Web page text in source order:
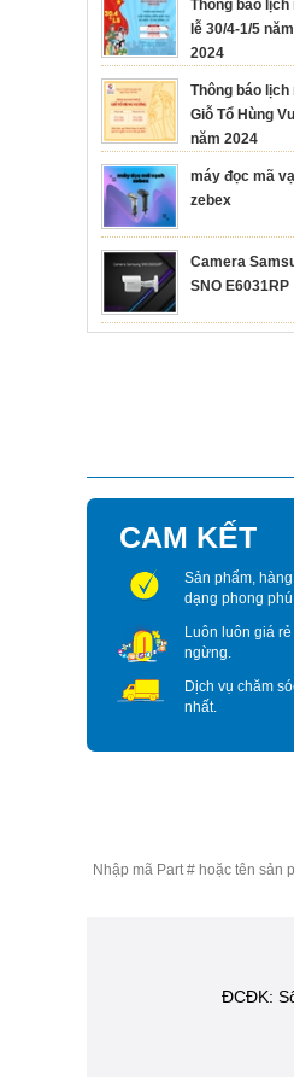
Thông báo lịch
lễ 30/4-1/5 năm
2024
Thông báo lịch
Giỗ Tổ Hùng
năm 2024
máy đọc mã
zebex
Camera
SNO E6031RP
CAM KẾT
Sản phẩm,
dạng phong
Luôn luôn giá
ngừng.
Dịch vụ chăm
nhất.
ĐCĐK: